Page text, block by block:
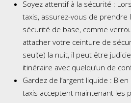
Soyez attentif à la sécurité :
taxis, assurez-vous de prendre
sécurité de base, comme
attacher votre ceinture de
seul(e) la nuit, il peut être
itinéraire avec quelqu’un de
Gardez de l’argent liquide :
taxis acceptent maintenant les